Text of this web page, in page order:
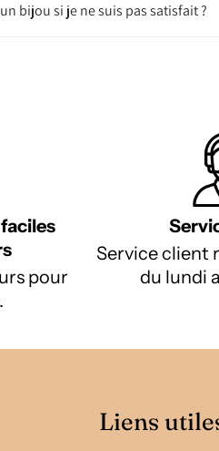
bijou si je ne suis pas satisfait ?
pour
Service client
du lundi
Liens